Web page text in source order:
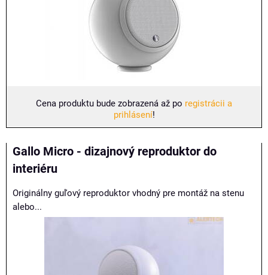
Cena produktu bude zobrazená až po registrácii a
prihlásení!
Gallo Micro - dizajnový reproduktor do
interiéru
Originálny guľový reproduktor vhodný pre montáž na stenu
alebo...